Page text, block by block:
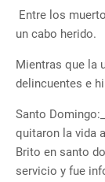
Entre los
un cabo herido.
Mientras que la
delincuentes e
Santo
quitaron la vida
Brito en santo
servicio y fue